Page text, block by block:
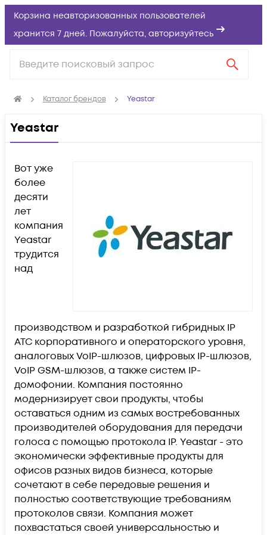
Корзина неавторизованных пользователей
хранится 7 дней. Пожалуйста, авторизуйтесь
Каталог брендов Yeastar
Yeastar
Вот уже
более
десяти
лет
компания
Yeastar
трудится
над
производством и разработкой гибридных IP
АТС корпоративного и операторского уровня,
аналоговых VoIP-шлюзов, цифровых IP-шлюзов,
VoIP GSM-шлюзов, а также систем IP-
домофонии. Компания постоянно
модернизирует свои продукты, чтобы
оставаться одним из самых востребованных
производителей оборудования для передачи
голоса с помощью протокола IP. Yeastar - это
экономически эффективные продукты для
офисов разных видов бизнеса, которые
сочетают в себе передовые решения и
полностью соответствующие требованиям
протоколов связи. Компания может
похвастаться своей универсальностью и